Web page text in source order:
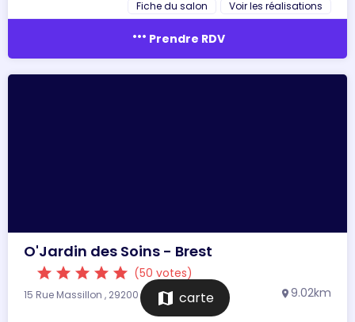
Fiche du salon Voir les réalisations
more_horiz Prendre RDV
O'Jardin des Soins - Brest
star star star star star (50 votes)
15 Rue Massillon , 29200 Brest location_on 9.02km
map carte